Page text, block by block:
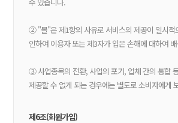
② "몰"은 제1항의 사유로 서비스의 제공이 일시적
인하여 이용자 또는 제3자가 입은 손해에 대하여
③ 사업종목의 전환, 사업의 포기, 업체 간의 통합
제공할 수 없게 되는 경우에는 별도로 소비자에게
제6조(회원가입)